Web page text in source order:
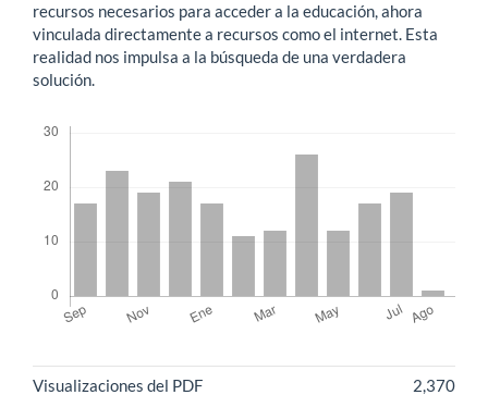
recursos necesarios para acceder a la educación, ahora
vinculada directamente a recursos como el internet. Esta
realidad nos impulsa a la búsqueda de una verdadera
solución.
Visualizaciones del PDF 2,370